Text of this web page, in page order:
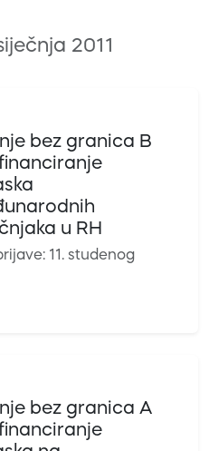
2011
bez granica B
u RH
11. studenog
bez granica A